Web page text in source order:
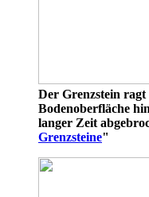
Der Grenzstein
Bodenoberfläche
langer Zeit
Grenzsteine"